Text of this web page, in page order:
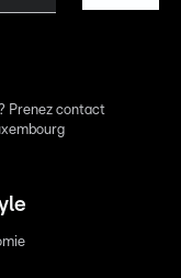
Prenez contact